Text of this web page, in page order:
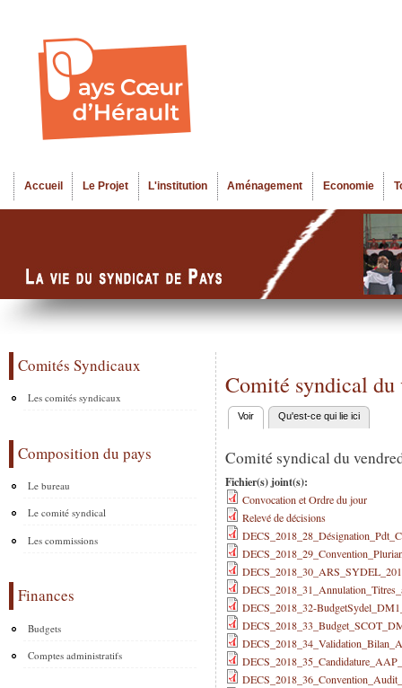
Menu principal
Accueil Le Projet L'institution Aménagement Economie
Comités Syndicaux
Les comités syndicaux
Composition du pays
Le bureau
Le comité syndical
Les commissions
Finances
Budgets
Comptes administratifs
Comité syndical du
Onglets principaux
Voir (onglet actif)
Qu'est-ce qui lie ici
Comité syndical du
Fichier(s) joint(s):
Convocation et Ordre du jour
Relevé de décisions
DECS_2018_32-